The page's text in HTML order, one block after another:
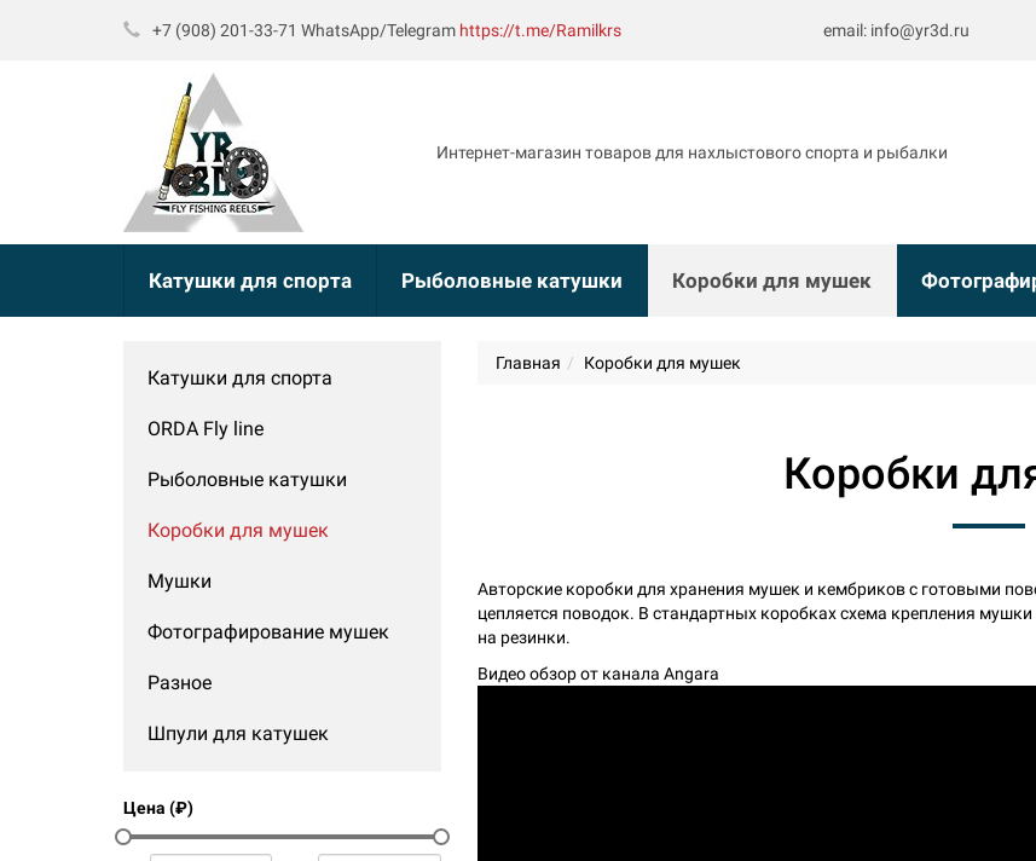
+7 (908) 201-33-71 WhatsApp/Telegram https://t.me/Ramilkrs email: info@yr3d.ru
Интернет-магазин товаров для нахлыстового спорта и рыбалки
Катушки для спорта Рыболовные катушки Коробки для мушек
Катушки для спорта
ORDA Fly line
Рыболовные катушки
Коробки для мушек
Мушки
Фотографирование мушек
Разное
Шпули для катушек
Цена (₽)
Главная Коробки для мушек
Коробки
Авторские коробки для хранения мушек и кембриков с готовыми
цепляется поводок. В стандартных коробках схема крепления
на резинки.
Видео обзор от канала Angara